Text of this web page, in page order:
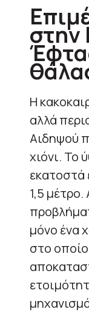
στην
Η
αλλά
Αιδηψού
χιόνι. Το
εκατοστά
1,5
μόνο ένα
στο